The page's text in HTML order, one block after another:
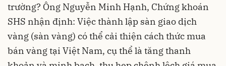
trường? Ông Nguyễn Minh Hạnh, Chứng khoán
SHS nhận định: Việc thành lập sàn giao dịch
vàng (sàn vàng) có thể cải thiện cách thức mua
bán vàng tại Việt Nam, cụ thể là tăng thanh